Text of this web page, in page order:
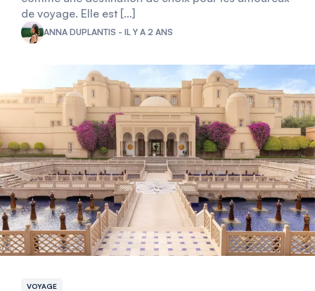
de voyage. Elle est […]
ANNA DUPLANTIS - IL Y A 2 ANS
VOYAGE